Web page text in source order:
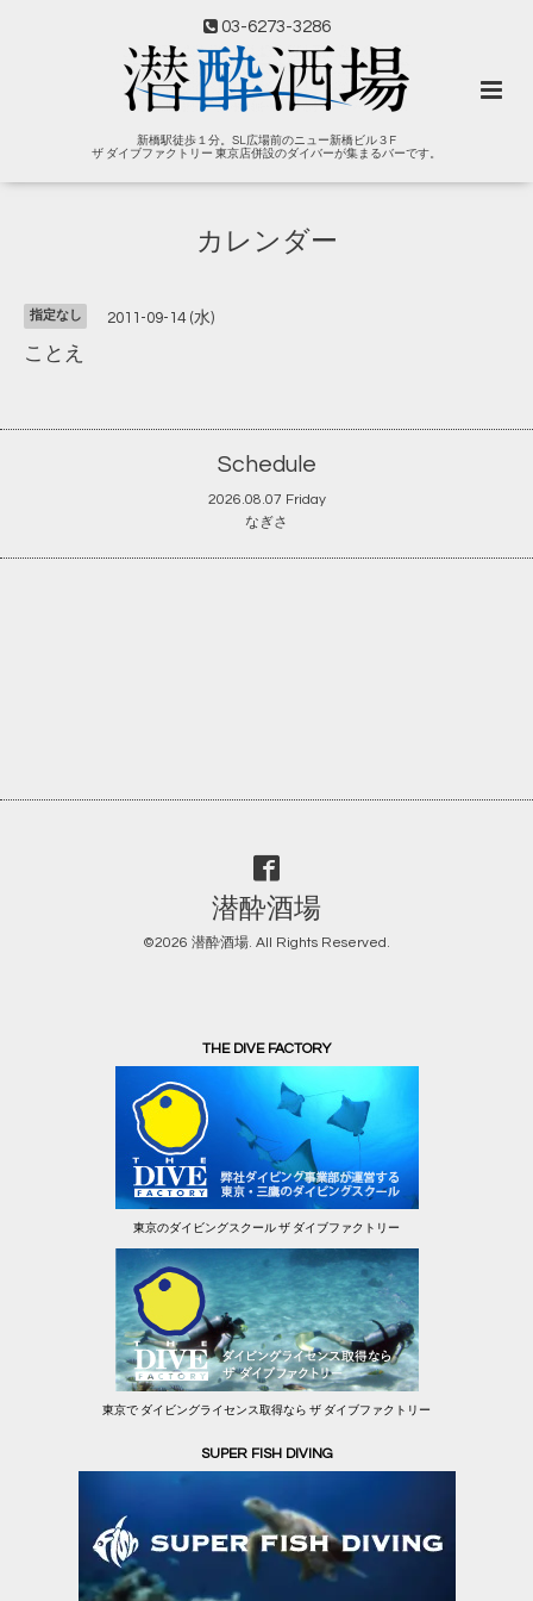
03-6273-3286
新橋駅徒歩１分。SL広場前のニュー新橋ビル３F
ザ ダイブファクトリー 東京店併設のダイバーが集まるバーです。
カレンダー
指定なし 2011-09-14 (水)
ことえ
Schedule
2026.08.07 Friday
なぎさ
潜酔酒場
©2026 潜酔酒場. All Rights Reserved.
THE DIVE FACTORY
東京のダイビングスクール ザ ダイブファクトリー
東京で ダイビングライセンス取得なら ザ ダイブファクトリー
SUPER FISH DIVING